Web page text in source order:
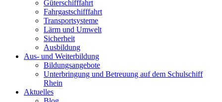
Güterschifffahrt
Fahrgastschifffahrt
Transportsysteme
Lärm und Umwelt
Sicherheit
Ausbildung
Aus- und Weiterbildung
Bildungsangebote
Unterbringung und Betreuung auf dem Schulschiff
Rhein
Aktuelles